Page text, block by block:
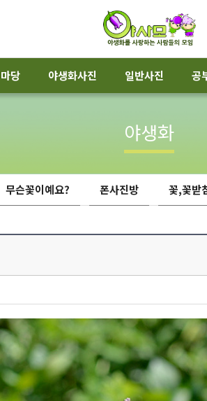
당 야생화사진 일반사진 공
야생화
무슨꽃이예요? 폰사진방 꽃,꽃받